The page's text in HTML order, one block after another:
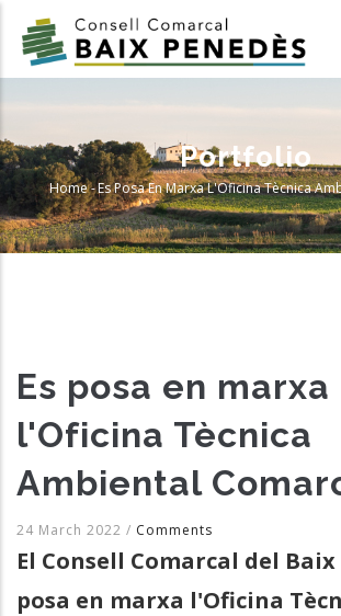
main
Portfolio
Breadcrumb
Home-Es Posa En Marxa L'Oficina Tècnica
Es posa en marxa
l'Oficina Tècnica
Ambiental
24 March 2022 / Comments
El Consell Comarcal del Baix
posa en marxa l'Oficina